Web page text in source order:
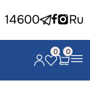
14600 Ru
0 0